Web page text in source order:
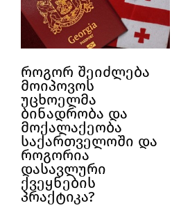
როგორ შეიძლება
მოიპოვოს
უცხოელმა
ბინადრობა და
მოქალაქეობა
საქართველოში და
როგორია
დასავლური
ქვეყნების
პრაქტიკა?